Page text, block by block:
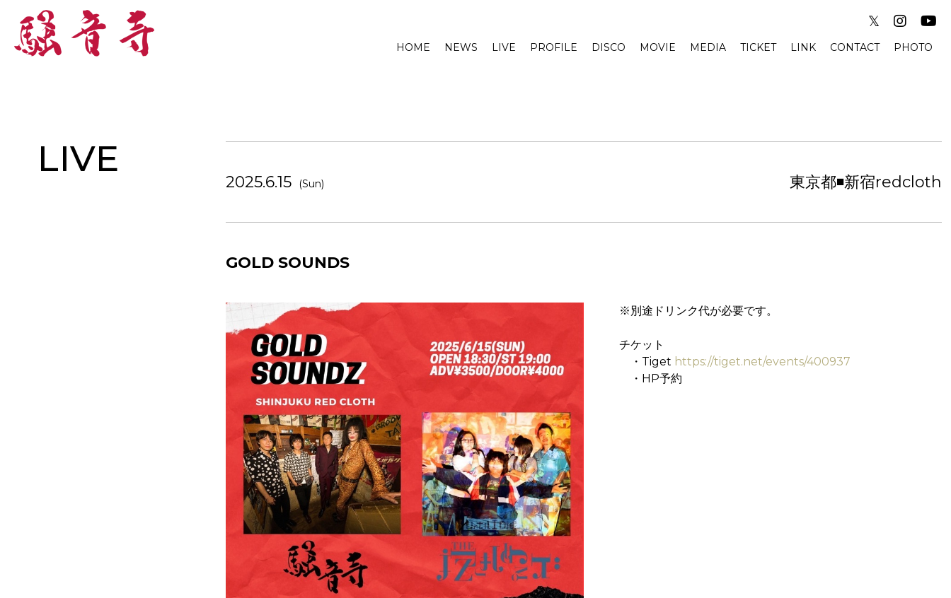
HOME NEWS LIVE PROFILE DISCO MOVIE MEDIA TICKET LINK CONTACT PHOTO
𝕏
LIVE
2025.6.15 (Sun) 東京都◾️新宿redcloth
GOLD SOUNDS
※別途ドリンク代が必要です。
チケット
・Tiget https://tiget.net/events/400937
・HP予約